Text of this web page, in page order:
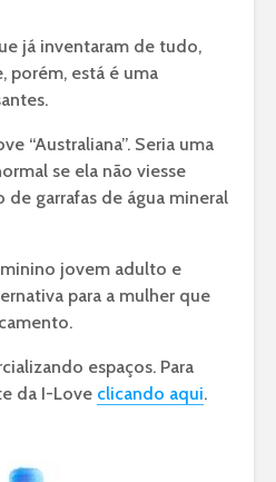
já inventaram de tudo,
porém, está é uma
“Australiana”. Seria uma
se ela não viesse
garrafas de água mineral
jovem adulto e
para a mulher que
espaços. Para
da I-Love clicando aqui.